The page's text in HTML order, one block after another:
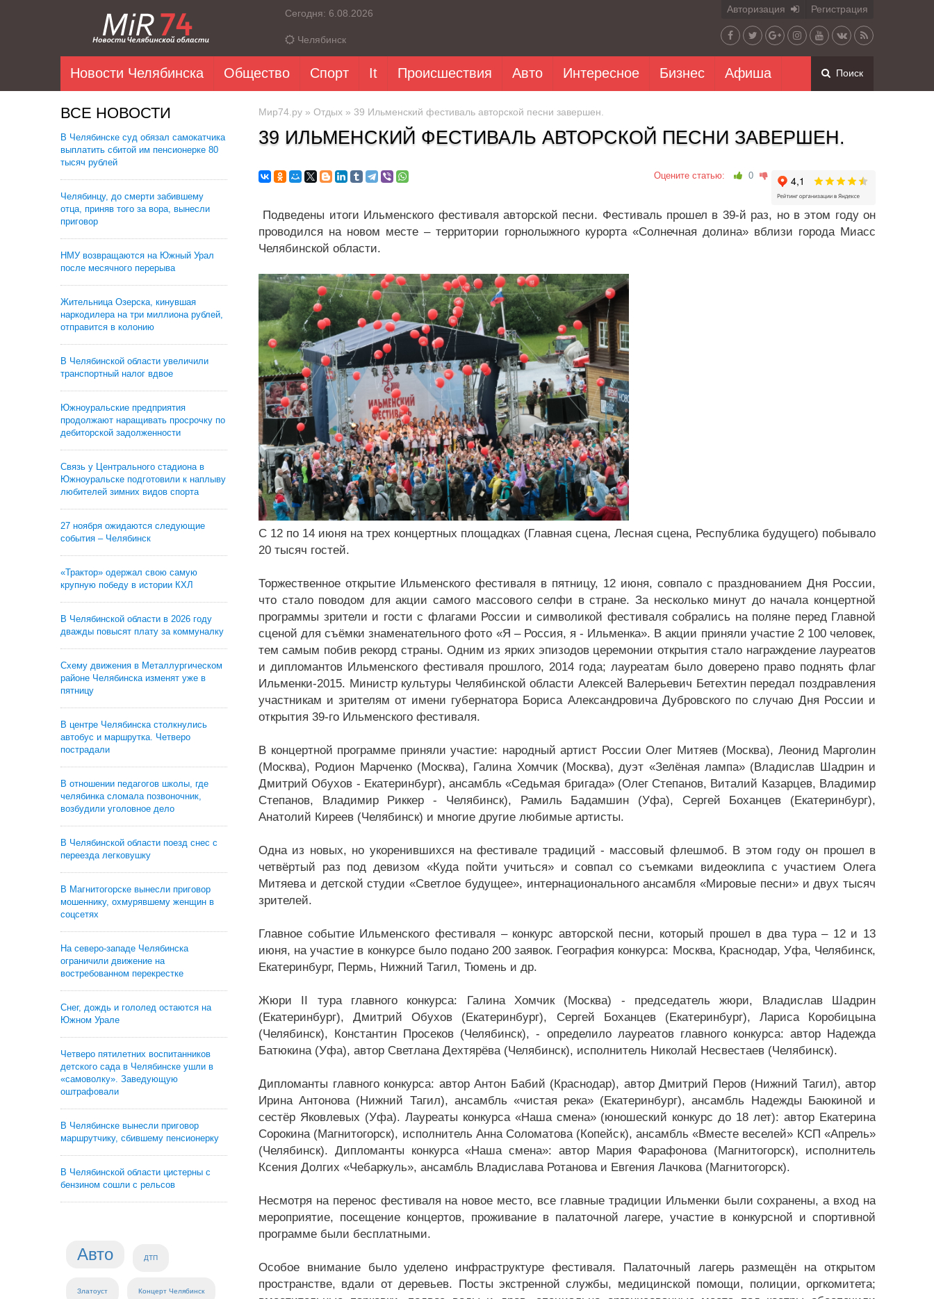
Сегодня: 6.08.2026
Челябинск
Авторизация Регистрация
Новости Челябинска Общество Спорт It Происшествия Авто Интересное Бизнес Афиша Поиск
ВСЕ НОВОСТИ
В Челябинске суд обязал самокатчика
выплатить сбитой им пенсионерке 80
тысяч рублей
Челябинцу, до смерти забившему
отца, приняв того за вора, вынесли
приговор
НМУ возвращаются на Южный Урал
после месячного перерыва
Жительница Озерска, кинувшая
наркодилера на три миллиона рублей,
отправится в колонию
В Челябинской области увеличили
транспортный налог вдвое
Южноуральские предприятия
продолжают наращивать просрочку по
дебиторской задолженности
Связь у Центрального стадиона в
Южноуральске подготовили к наплыву
любителей зимних видов спорта
27 ноября ожидаются следующие
события – Челябинск
«Трактор» одержал свою самую
крупную победу в истории КХЛ
В Челябинской области в 2026 году
дважды повысят плату за коммуналку
Схему движения в Металлургическом
районе Челябинска изменят уже в
пятницу
В центре Челябинска столкнулись
автобус и маршрутка. Четверо
пострадали
В отношении педагогов школы, где
челябинка сломала позвоночник,
возбудили уголовное дело
В Челябинской области поезд снес с
переезда легковушку
В Магнитогорске вынесли приговор
мошеннику, охмурявшему женщин в
соцсетях
На северо-западе Челябинска
ограничили движение на
востребованном перекрестке
Снег, дождь и гололед остаются на
Южном Урале
Четверо пятилетних воспитанников
детского сада в Челябинске ушли в
«самоволку». Заведующую
оштрафовали
В Челябинске вынесли приговор
маршрутчику, сбившему пенсионерку
В Челябинской области цистерны с
бензином сошли с рельсов
Авто ДТП
Златоуст Концерт Челябинск
Мир74.ру » Отдых » 39 Ильменский фестиваль авторской песни завершен.
39 ИЛЬМЕНСКИЙ ФЕСТИВАЛЬ АВТОРСКОЙ ПЕСНИ ЗАВЕРШЕН.
Оцените статью: 0
Подведены итоги Ильменского фестиваля авторской песни. Фестиваль прошел в 39-й раз, но в этом году он
проводился на новом месте – территории горнолыжного курорта «Солнечная долина» вблизи города Миасс
Челябинской области.
С 12 по 14 июня на трех концертных площадках (Главная сцена, Лесная сцена, Республика будущего) побывало
20 тысяч гостей.
Торжественное открытие Ильменского фестиваля в пятницу, 12 июня, совпало с празднованием Дня России,
что стало поводом для акции самого массового селфи в стране. За несколько минут до начала концертной
программы зрители и гости с флагами России и символикой фестиваля собрались на поляне перед Главной
сценой для съёмки знаменательного фото «Я – Россия, я - Ильменка». В акции приняли участие 2 100 человек,
тем самым побив рекорд страны. Одним из ярких эпизодов церемонии открытия стало награждение лауреатов
и дипломантов Ильменского фестиваля прошлого, 2014 года; лауреатам было доверено право поднять флаг
Ильменки-2015. Министр культуры Челябинской области Алексей Валерьевич Бетехтин передал поздравления
участникам и зрителям от имени губернатора Бориса Александровича Дубровского по случаю Дня России и
открытия 39-го Ильменского фестиваля.
В концертной программе приняли участие: народный артист России Олег Митяев (Москва), Леонид Марголин
(Москва), Родион Марченко (Москва), Галина Хомчик (Москва), дуэт «Зелёная лампа» (Владислав Шадрин и
Дмитрий Обухов - Екатеринбург), ансамбль «Седьмая бригада» (Олег Степанов, Виталий Казарцев, Владимир
Степанов, Владимир Риккер - Челябинск), Рамиль Бадамшин (Уфа), Сергей Боханцев (Екатеринбург),
Анатолий Киреев (Челябинск) и многие другие любимые артисты.
Одна из новых, но укоренившихся на фестивале традиций - массовый флешмоб. В этом году он прошел в
четвёртый раз под девизом «Куда пойти учиться» и совпал со съемками видеоклипа с участием Олега
Митяева и детской студии «Светлое будущее», интернационального ансамбля «Мировые песни» и двух тысяч
зрителей.
Главное событие Ильменского фестиваля – конкурс авторской песни, который прошел в два тура – 12 и 13
июня, на участие в конкурсе было подано 200 заявок. География конкурса: Москва, Краснодар, Уфа, Челябинск,
Екатеринбург, Пермь, Нижний Тагил, Тюмень и др.
Жюри II тура главного конкурса: Галина Хомчик (Москва) - председатель жюри, Владислав Шадрин
(Екатеринбург), Дмитрий Обухов (Екатеринбург), Сергей Боханцев (Екатеринбург), Лариса Коробицына
(Челябинск), Константин Просеков (Челябинск), - определило лауреатов главного конкурса: автор Надежда
Батюкина (Уфа), автор Светлана Дехтярёва (Челябинск), исполнитель Николай Несвестаев (Челябинск).
Дипломанты главного конкурса: автор Антон Бабий (Краснодар), автор Дмитрий Перов (Нижний Тагил), автор
Ирина Антонова (Нижний Тагил), ансамбль «чистая река» (Екатеринбург), ансамбль Надежды Баюкиной и
сестёр Яковлевых (Уфа). Лауреаты конкурса «Наша смена» (юношеский конкурс до 18 лет): автор Екатерина
Сорокина (Магнитогорск), исполнитель Анна Соломатова (Копейск), ансамбль «Вместе веселей» КСП «Апрель»
(Челябинск). Дипломанты конкурса «Наша смена»: автор Мария Фарафонова (Магнитогорск), исполнитель
Ксения Долгих «Чебаркуль», ансамбль Владислава Ротанова и Евгения Лачкова (Магнитогорск).
Несмотря на перенос фестиваля на новое место, все главные традиции Ильменки были сохранены, а вход на
мероприятие, посещение концертов, проживание в палаточной лагере, участие в конкурсной и спортивной
программе были бесплатными.
Особое внимание было уделено инфраструктуре фестиваля. Палаточный лагерь размещён на открытом
пространстве, вдали от деревьев. Посты экстренной службы, медицинской помощи, полиции, оргкомитета;